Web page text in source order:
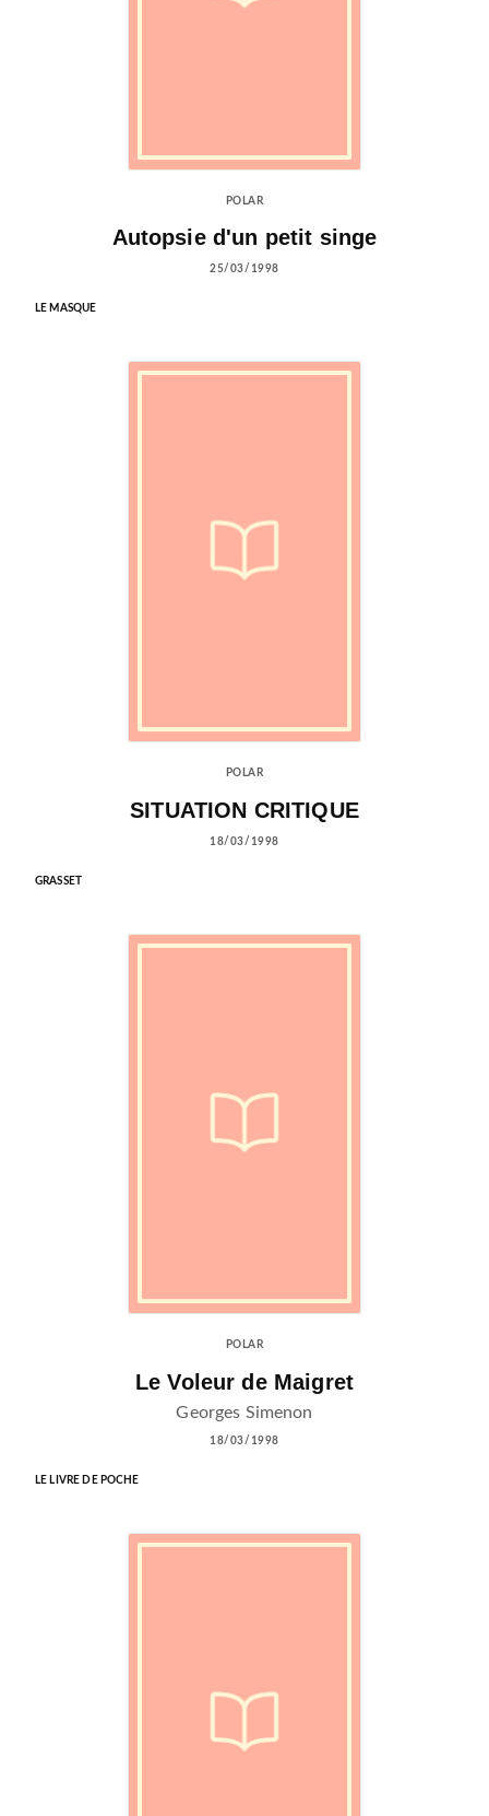
POLAR
Autopsie d'un petit singe
25/03/1998
LE MASQUE
POLAR
SITUATION CRITIQUE
18/03/1998
GRASSET
POLAR
Le Voleur de Maigret
Georges Simenon
18/03/1998
LE LIVRE DE POCHE